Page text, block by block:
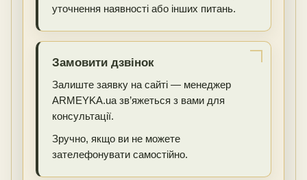
уточнення наявності або інших питань.
Замовити дзвінок
Залиште заявку на сайті — менеджер
ARMEYKA.ua зв’яжеться з вами для
консультації.
Зручно, якщо ви не можете
зателефонувати самостійно.